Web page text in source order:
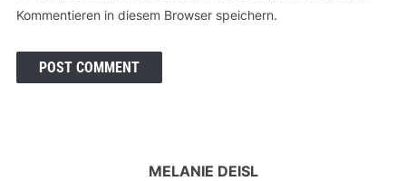
Kommentieren in diesem Browser speichern.
MELANIE DEISL